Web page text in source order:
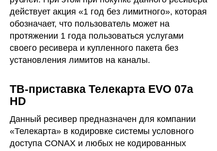
действует акция «1 год без лимитного», которая
обозначает, что пользователь может на
протяжении 1 года пользоваться услугами
своего ресивера и купленного пакета без
установления лимитов на каналы.
ТВ-приставка Телекарта EVO 07a
HD
Данный ресивер предназначен для компании
«Телекарта» в кодировке системы условного
доступа СОNАХ и любых не кодированных